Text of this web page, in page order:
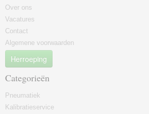
Over ons
Vacatures
Contact
Algemene voorwaarden
Herroeping
Categorieën
Pneumatiek
Kalibratieservice